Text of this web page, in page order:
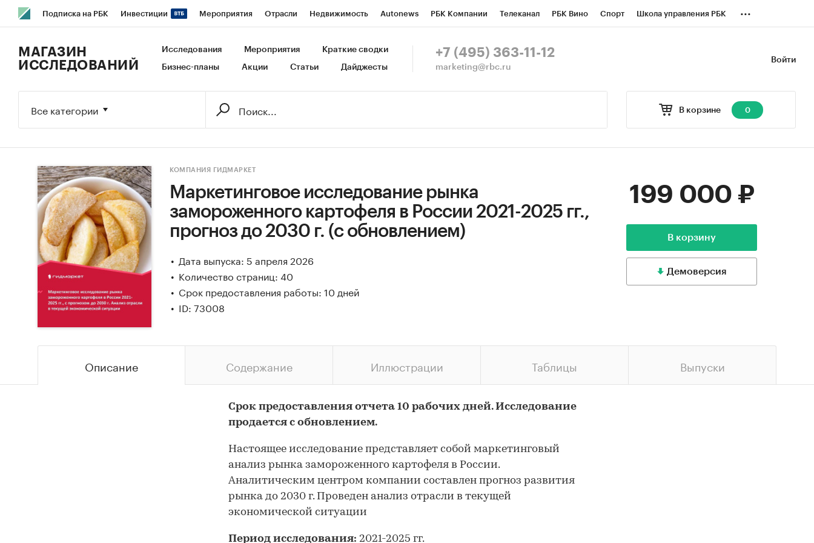
Подписка на РБК Инвестиции Мероприятия Отрасли Недвижимость Autonews РБК Компании Телеканал РБК Вино Спорт Школа управления РБК
Исследования Кредитные рейтинги Франшизы Газета Спецпроекты СПб Конференции СПб Спецпроекты
...
Войти
МАГАЗИН
ИССЛЕДОВАНИЙ
Исследования Мероприятия Краткие сводки
Бизнес-планы Акции Статьи Дайджесты
+7 (495) 363-11-12
marketing@rbc.ru
В корзине 0
Все категории
КОМПАНИЯ ГИДМАРКЕТ
Маркетинговое исследование рынка
замороженного картофеля в России 2021-2025 гг.,
прогноз до 2030 г. (с обновлением)
Дата выпуска: 5 апреля 2026
Количество страниц: 40
Срок предоставления работы: 10 дней
ID: 73008
199 000 ₽
В корзину
Демоверсия
Описание Содержание Иллюстрации Таблицы Выпуски
Срок предоставления отчета 10 рабочих дней. Исследование
продается с обновлением.
Настоящее исследование представляет собой маркетинговый
анализ рынка замороженного картофеля в России.
Аналитическим центром компании составлен прогноз развития
рынка до 2030 г. Проведен анализ отрасли в текущей
экономической ситуации
Период исследования: 2021-2025 гг.